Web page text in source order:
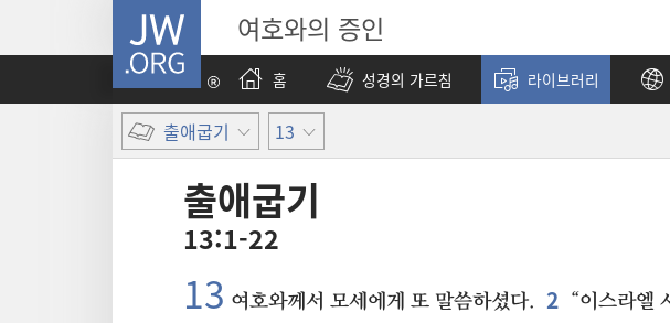
JW.ORG 여호와의 증인
홈 성경의 가르침 라이브러리
출애굽기 13
출애굽기
13:1-22
13 여호와께서 모세에게 또 말씀하셨다. 2 “이스라엘